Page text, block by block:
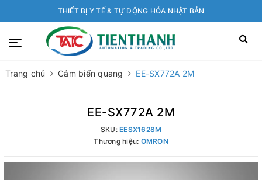
THIẾT BỊ Y TẾ & TỰ ĐỘNG HÓA NHẬT BẢN
Trang chủ Cảm biến quang EE-SX772A 2M
EE-SX772A 2M
SKU: EESX1628M
Thương hiệu: OMRON